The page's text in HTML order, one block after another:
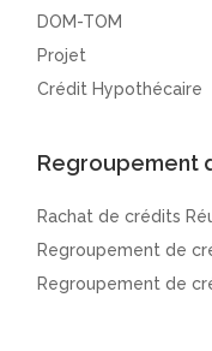
DOM-TOM
Projet
Crédit Hypothécaire
Regroupement
Rachat de crédits
Regroupement de
Regroupement de